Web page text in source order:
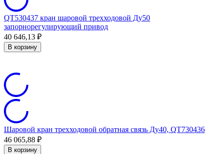
QT530437 кран шаровой трехходовой Ду50
запорнорегулирующий привод
40 646,13 ₽
В корзину
Шаровой кран трехходовой обратная связь Ду40, QT730436
46 065,88 ₽
В корзину